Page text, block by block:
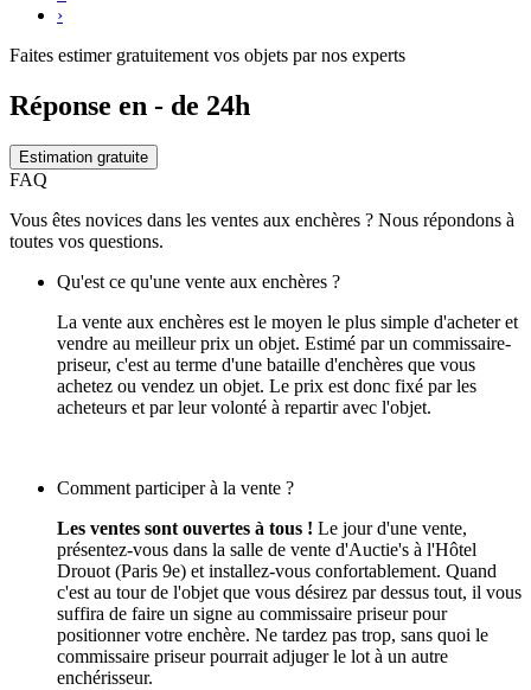
›
Faites estimer gratuitement vos objets par nos experts
Réponse en - de 24h
Estimation gratuite
FAQ
Vous êtes novices dans les ventes aux enchères ? Nous répondons à
toutes vos questions.
Qu'est ce qu'une vente aux enchères ?
La vente aux enchères est le moyen le plus simple d'acheter et
vendre au meilleur prix un objet. Estimé par un commissaire-
priseur, c'est au terme d'une bataille d'enchères que vous
achetez ou vendez un objet. Le prix est donc fixé par les
acheteurs et par leur volonté à repartir avec l'objet.
Comment participer à la vente ?
Les ventes sont ouvertes à tous ! Le jour d'une vente,
présentez-vous dans la salle de vente d'Auctie's à l'Hôtel
Drouot (Paris 9e) et installez-vous confortablement. Quand
c'est au tour de l'objet que vous désirez par dessus tout, il vous
suffira de faire un signe au commissaire priseur pour
positionner votre enchère. Ne tardez pas trop, sans quoi le
commissaire priseur pourrait adjuger le lot à un autre
enchérisseur.